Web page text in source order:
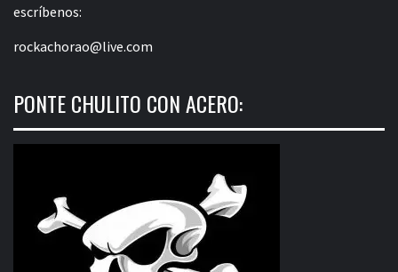
escríbenos:
rockachorao@live.com
PONTE CHULITO CON ACERO: